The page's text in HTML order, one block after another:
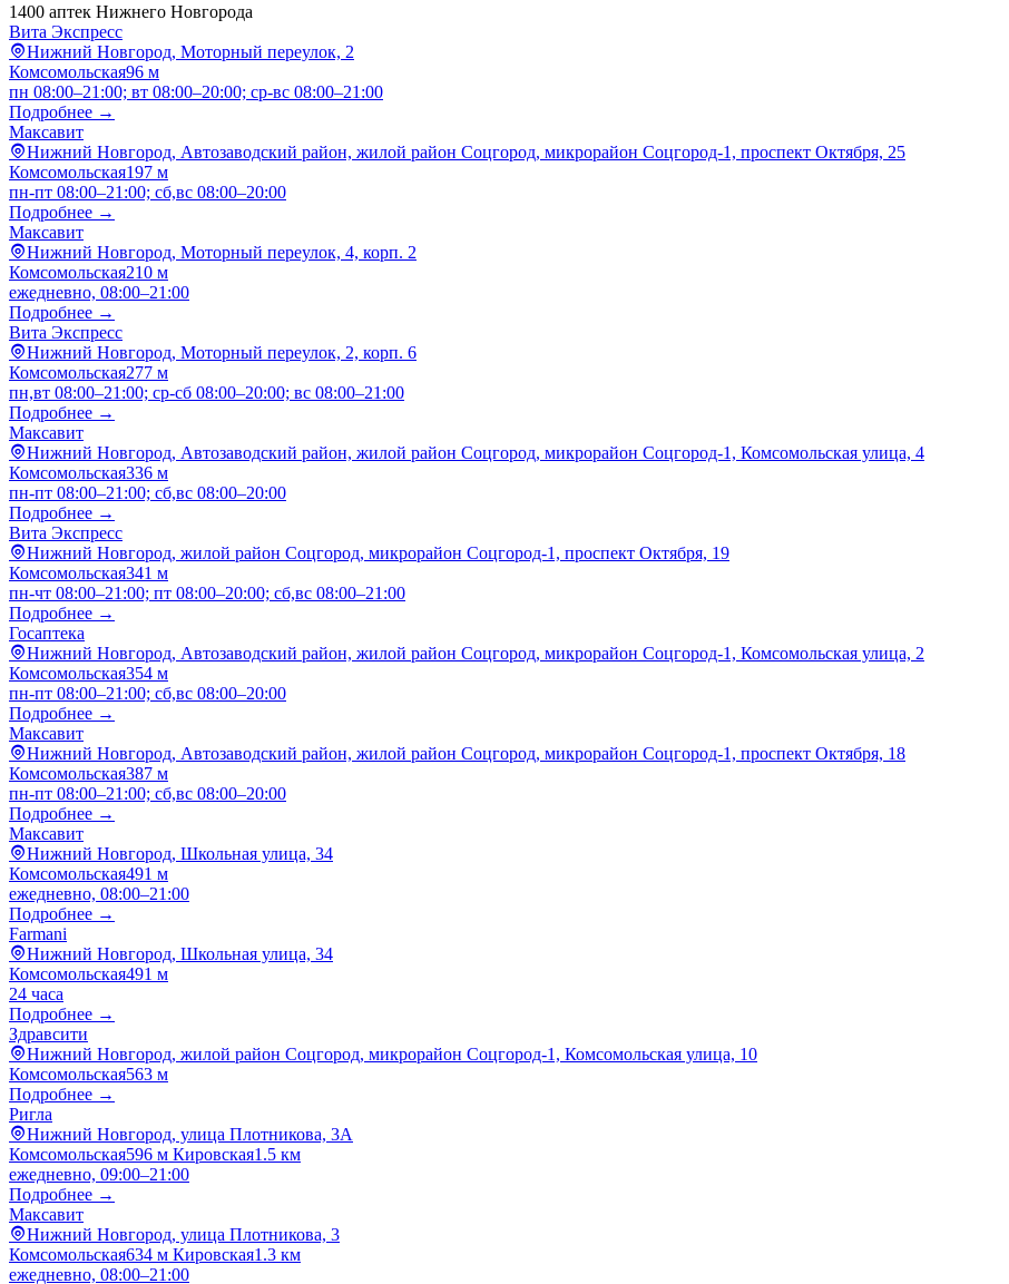
1400 аптек Нижнего Новгорода
Вита Экспресс
Нижний Новгород, Моторный переулок, 2
Комсомольская96 м
пн 08:00–21:00; вт 08:00–20:00; ср-вс 08:00–21:00
Подробнее →
Максавит
Нижний Новгород, Автозаводский район, жилой район Соцгород, микрорайон Соцгород-1, проспект Октября, 25
Комсомольская197 м
пн-пт 08:00–21:00; сб,вс 08:00–20:00
Подробнее →
Максавит
Нижний Новгород, Моторный переулок, 4, корп. 2
Комсомольская210 м
ежедневно, 08:00–21:00
Подробнее →
Вита Экспресс
Нижний Новгород, Моторный переулок, 2, корп. 6
Комсомольская277 м
пн,вт 08:00–21:00; ср-сб 08:00–20:00; вс 08:00–21:00
Подробнее →
Максавит
Нижний Новгород, Автозаводский район, жилой район Соцгород, микрорайон Соцгород-1, Комсомольская улица, 4
Комсомольская336 м
пн-пт 08:00–21:00; сб,вс 08:00–20:00
Подробнее →
Вита Экспресс
Нижний Новгород, жилой район Соцгород, микрорайон Соцгород-1, проспект Октября, 19
Комсомольская341 м
пн-чт 08:00–21:00; пт 08:00–20:00; сб,вс 08:00–21:00
Подробнее →
Госаптека
Нижний Новгород, Автозаводский район, жилой район Соцгород, микрорайон Соцгород-1, Комсомольская улица, 2
Комсомольская354 м
пн-пт 08:00–21:00; сб,вс 08:00–20:00
Подробнее →
Максавит
Нижний Новгород, Автозаводский район, жилой район Соцгород, микрорайон Соцгород-1, проспект Октября, 18
Комсомольская387 м
пн-пт 08:00–21:00; сб,вс 08:00–20:00
Подробнее →
Максавит
Нижний Новгород, Школьная улица, 34
Комсомольская491 м
ежедневно, 08:00–21:00
Подробнее →
Farmani
Нижний Новгород, Школьная улица, 34
Комсомольская491 м
24 часа
Подробнее →
Здравсити
Нижний Новгород, жилой район Соцгород, микрорайон Соцгород-1, Комсомольская улица, 10
Комсомольская563 м
Подробнее →
Ригла
Нижний Новгород, улица Плотникова, 3А
Комсомольская596 м Кировская1.5 км
ежедневно, 09:00–21:00
Подробнее →
Максавит
Нижний Новгород, улица Плотникова, 3
Комсомольская634 м Кировская1.3 км
ежедневно, 08:00–21:00